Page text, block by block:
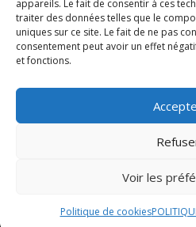
appareils. Le fait de consentir à ces
traiter des données telles que le
uniques sur ce site. Le fait de ne pas
consentement peut avoir un effet
et fonctions.
Voir les
Politique de cookies
© 2026 M Development